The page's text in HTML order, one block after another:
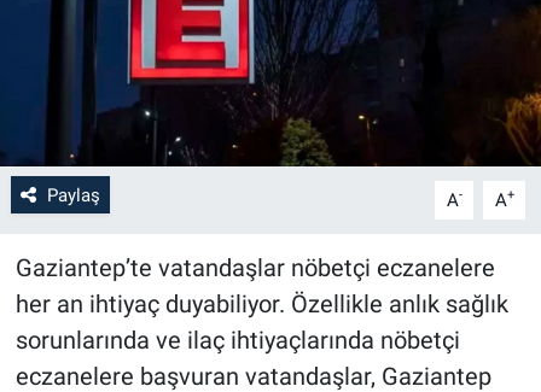
Paylaş A- A+
Gaziantep’te vatandaşlar nöbetçi eczanelere
her an ihtiyaç duyabiliyor. Özellikle anlık sağlık
sorunlarında ve ilaç ihtiyaçlarında nöbetçi
eczanelere başvuran vatandaşlar, Gaziantep